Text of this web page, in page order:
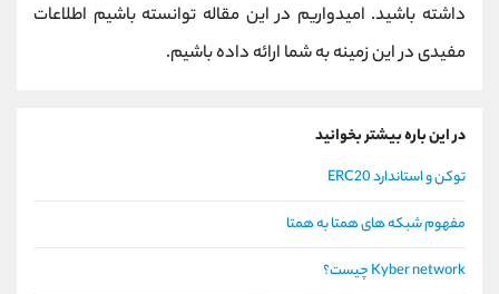
داشته باشید. امیدواریم در این مقاله توانسته باشیم اطلاعات
مفیدی در این زمینه به شما ارائه داده باشیم.
در این باره بیشتر بخوانید
توکن و استاندارد ERC20
مفهوم شبکه های همتا به همتا
Kyber network چیست؟